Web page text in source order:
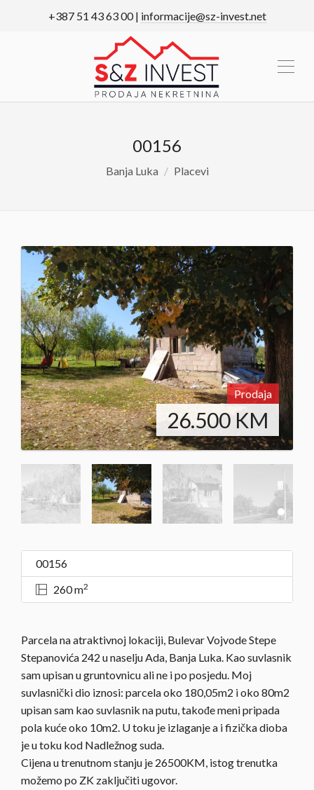
+387 51 43 63 00 | informacije@sz-invest.net
00156
Banja Luka Placevi
Prodaja
26.500 KM
00156
260 m2
Parcela na atraktivnoj lokaciji, Bulevar Vojvode Stepe
Stepanovića 242 u naselju Ada, Banja Luka. Kao suvlasnik
sam upisan u gruntovnicu ali ne i po posjedu. Moj
suvlasnički dio iznosi: parcela oko 180,05m2 i oko 80m2
upisan sam kao suvlasnik na putu, takođe meni pripada
pola kuće oko 10m2. U toku je izlaganje a i fizička dioba
je u toku kod Nadležnog suda.
Cijena u trenutnom stanju je 26500KM, istog trenutka
možemo po ZK zaključiti ugovor.